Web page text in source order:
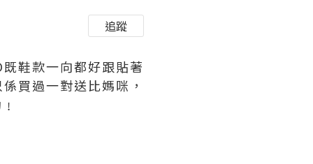
追蹤
鞋款一向都好跟貼著
買過一對送比媽咪，